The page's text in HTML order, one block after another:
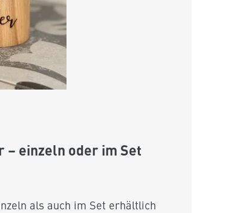
– einzeln oder im Set
als auch im Set erhältlich